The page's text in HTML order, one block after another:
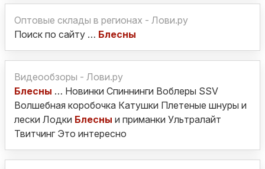
Оптовые склады в регионах - Лови.ру
Поиск по сайту … Блесны
Видеообзоры - Лови.ру
Блесны … Новинки Спиннинги Воблеры SSV
Волшебная коробочка Катушки Плетеные шнуры и
лески Лодки Блесны и приманки Ультралайт
Твитчинг Это интересно